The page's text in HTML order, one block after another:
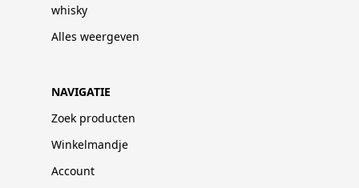
whisky
Alles weergeven
NAVIGATIE
Zoek producten
Winkelmandje
Account